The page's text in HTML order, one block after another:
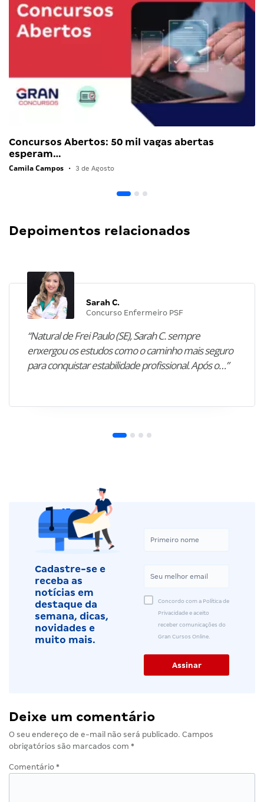
Concursos Abertos: 50 mil vagas abertas
esperam…
Camila Campos • 3 de Agosto
Depoimentos relacionados
Sarah C.
Concurso Enfermeiro PSF
“Natural de Frei Paulo (SE), Sarah C. sempre
enxergou os estudos como o caminho mais seguro
para conquistar estabilidade profissional. Após o…”
Cadastre-se e
receba as
notícias em
destaque da
semana, dicas,
novidades e
muito mais.
Concordo com a Política de
Privacidade e aceito
receber comunicações do
Gran Cursos Online.
Deixe um comentário
O seu endereço de e-mail não será publicado. Campos
obrigatórios são marcados com *
Comentário *